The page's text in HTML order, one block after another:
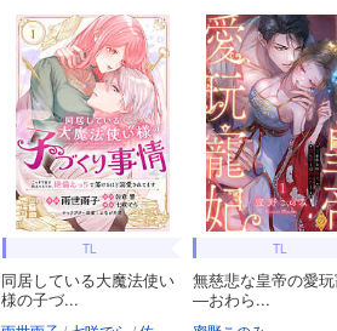
TL
同居している大魔法使い
様の子づ...
TL
無慈悲な皇帝の愛
―おわら...